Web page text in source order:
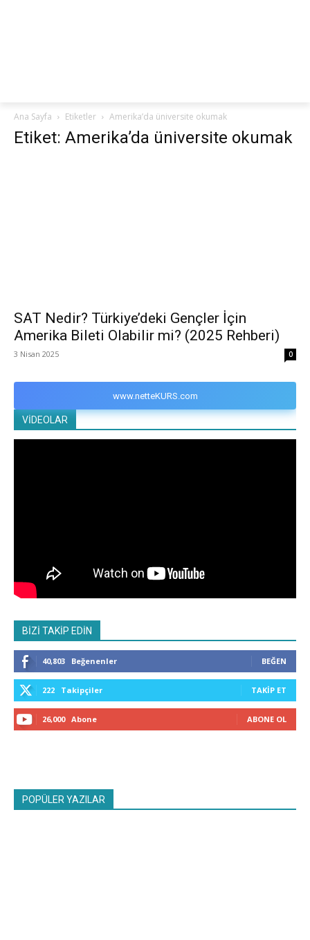
Ana Sayfa Etiketler Amerika’da üniversite okumak
Etiket: Amerika’da üniversite okumak
SAT Nedir? Türkiye’deki Gençler İçin
Amerika Bileti Olabilir mi? (2025 Rehberi)
3 Nisan 2025 0
www.netteKURS.com
VİDEOLAR
BİZİ TAKİP EDİN
40,803 Beğenenler BEĞEN
222 Takipçiler TAKIP ET
26,000 Abone ABONE OL
POPÜLER YAZILAR